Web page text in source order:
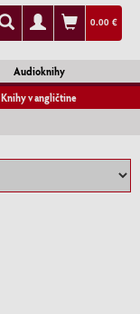
0.00 €
Audioknihy
Knihy v angličtine